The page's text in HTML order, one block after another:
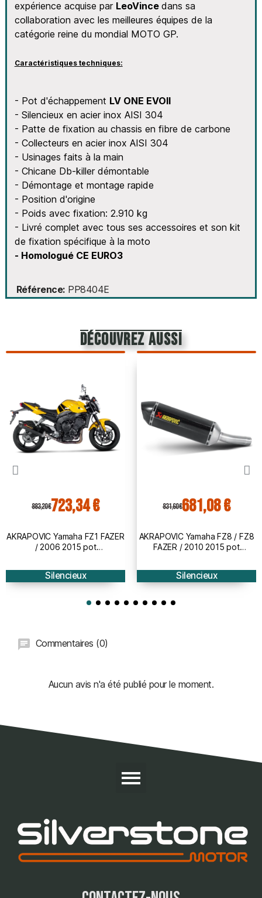
expérience acquise par LeoVince dans sa
collaboration avec les meilleures équipes de la
catégorie reine du mondial MOTO GP.
Caractéristiques techniques:
- Pot d'échappement LV ONE EVOII
- Silencieux en acier inox AISI 304
- Patte de fixation au chassis en fibre de carbone
- Collecteurs en acier inox AISI 304
- Usinages faits à la main
- Chicane Db-killer démontable
- Démontage et montage rapide
- Position d'origine
- Poids avec fixation: 2.910 kg
- Livré complet avec tous ses accessoires et son kit
de fixation spécifique à la moto
- Homologué CE EURO3
Référence PP8404E
découvrez aussi
883,20 €723,34 €
AKRAPOVIC Yamaha FZ1 FAZER
/ 2006 2015 pot
homologué CE SLIP-ON 1811-
2983
Silencieux
831,60 €681,08 €
AKRAPOVIC Yamaha FZ8 / FZ8
FAZER / 2010 2015 pot
homologué CE SLIP-ON 1811-
2292
Silencieux
Commentaires (0)
Aucun avis n'a été publié pour le moment.